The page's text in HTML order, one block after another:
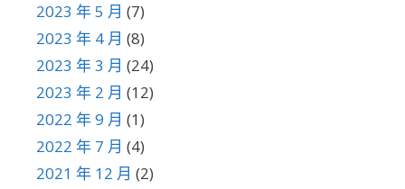
2023 年 5 月 (7)
2023 年 4 月 (8)
2023 年 3 月 (24)
2023 年 2 月 (12)
2022 年 9 月 (1)
2022 年 7 月 (4)
2021 年 12 月 (2)